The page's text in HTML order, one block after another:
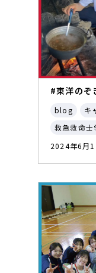
#東洋の
blog
キ
救急救命士
2024年6月1